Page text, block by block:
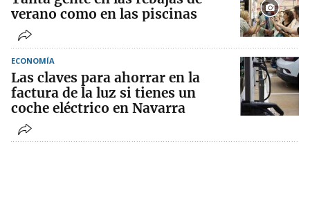
verano como en las piscinas
ECONOMÍA
Las claves para ahorrar en la
factura de la luz si tienes un
coche eléctrico en Navarra